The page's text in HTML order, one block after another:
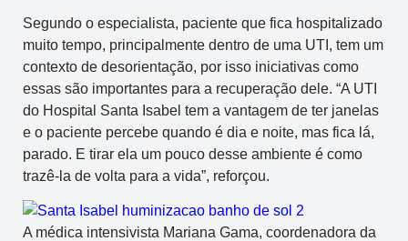
Segundo o especialista, paciente que fica hospitalizado
muito tempo, principalmente dentro de uma UTI, tem um
contexto de desorientação, por isso iniciativas como
essas são importantes para a recuperação dele. “A UTI
do Hospital Santa Isabel tem a vantagem de ter janelas
e o paciente percebe quando é dia e noite, mas fica lá,
parado. E tirar ela um pouco desse ambiente é como
trazê-la de volta para a vida”, reforçou.
A médica intensivista Mariana Gama, coordenadora da